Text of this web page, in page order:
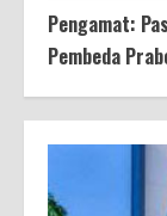
Pengamat:
Pembeda